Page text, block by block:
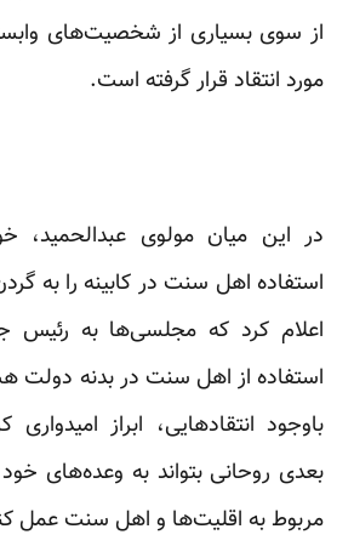
از سوی بسیاری از شخصیت‌های
مورد انتقاد قرار گرفته است.
در این میان مولوی عبدالحمید،
استفاده اهل سنت در کابینه را به
اعلام کرد که مجلسی‌ها به
استفاده از اهل سنت در بدنه دولت
باوجود انتقادهایی، ابراز
بعدی روحانی بتواند به وعده‌های
مربوط به اقلیت‌ها و اهل سنت عمل